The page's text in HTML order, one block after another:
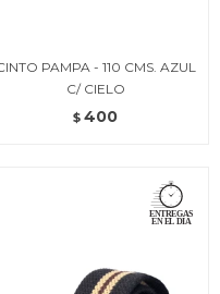
PAMPA - 110 CMS. AZUL
C/ CIELO
$ 400